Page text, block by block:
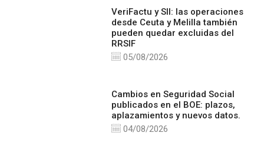
VeriFactu y SII: las operaciones
desde Ceuta y Melilla también
pueden quedar excluidas del
RRSIF
05/08/2026
Cambios en Seguridad Social
publicados en el BOE: plazos,
aplazamientos y nuevos datos.
04/08/2026